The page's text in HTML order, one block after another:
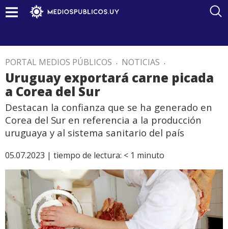
PORTAL MEDIOS PÚBLICOS . NOTICIAS .
Uruguay exportará carne picada
a Corea del Sur
Destacan la confianza que se ha generado en
Corea del Sur en referencia a la producción
uruguaya y al sistema sanitario del país
05.07.2023 | tiempo de lectura: < 1 minuto